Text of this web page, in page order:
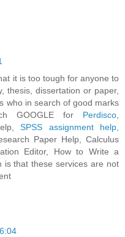
it is too tough for anyone to
thesis, dissertation or paper,
who in search of good marks
GOOGLE for Perdisco
SPSS assignment help
Paper Help, Calculus
Editor, How to Write a
is that these services are not